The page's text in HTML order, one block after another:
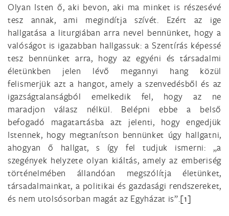
Olyan Isten ő, aki bevon, aki ma minket is részesévé
tesz annak, ami megindítja szívét. Ezért az ige
hallgatása a liturgiában arra nevel bennünket, hogy a
valóságot is igazabban hallgassuk: a Szentírás képessé
tesz bennünket arra, hogy az egyéni és társadalmi
életünkben jelen lévő megannyi hang közül
felismerjük azt a hangot, amely a szenvedésből és az
igazságtalanságból emelkedik fel, hogy az ne
maradjon válasz nélkül. Belépni ebbe a belső
befogadó magatartásba azt jelenti, hogy engedjük
Istennek, hogy megtanítson bennünket úgy hallgatni,
ahogyan ő hallgat, s így fel tudjuk ismerni: „a
szegények helyzete olyan kiáltás, amely az emberiség
történelmében állandóan megszólítja életünket,
társadalmainkat, a politikai és gazdasági rendszereket,
és nem utolsósorban magát az Egyházat is”. [1]